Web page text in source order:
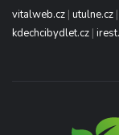
vitalweb.cz | utulne.cz |
kdechcibydlet.cz |